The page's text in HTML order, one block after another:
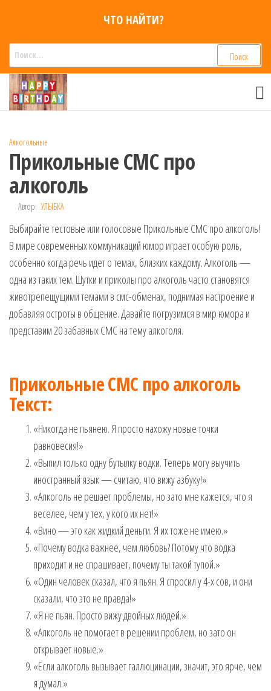
содержимому
ЧТО НАЙТИ?
поздравления
Голосовые смс
мобильный
для мужчин,
друзей.
Поздравления
телефон,
музыкальные.
Только для
тебя —
готовые
голосовые
Розыгрыши,
Красивые,
Приятные
каждый день и
безумно
эротичные
Алкогольные
Прикольные СМС про
алкоголь
Автор: УЛЫБКА
Выбирайте тестовые или голосовые Прикольные СМС про алкоголь!
В мире современных коммуникаций юмор играет особую роль,
особенно когда речь идет о темах, близких каждому. Алкоголь —
одна из таких тем. Шутки и приколы про алкоголь часто становятся
животрепещущими темами в смс-обменах, поднимая настроение и
добавляя остроты в общение. Давайте погрузимся в мир юмора и
представим 20 забавных СМС на тему алкоголя.
Прикольные СМС про алкоголь
Текст:
«Никогда не пьянею. Я просто нахожу новые точки
равновесия!»
«Выпил только одну бутылку водки. Теперь могу выучить
иностранный язык — считаю, что вижу азбуку!»
«Алкоголь не решает проблемы, но зато мне кажется, что я
веселее, чем у тех, у кого их нет!»
«Вино — это как жидкий деньги. Я их тоже не имею.»
«Почему водка важнее, чем любовь? Потому что водка
приходит и не спрашивает, почему ты такой тупой.»
«Один человек сказал, что я пьян. Я спросил у 4-х сов, и они
сказали, что это не правда!»
«Я не пьян. Просто вижу двойных людей.»
«Алкоголь не помогает в решении проблем, но зато он
открывает новые.»
«Если алкоголь вызывает галлюцинации, значит, это ярче, чем
я думал.»